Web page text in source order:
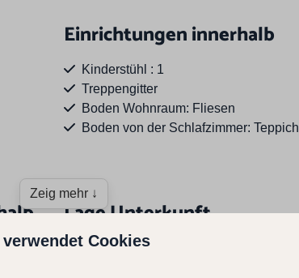
Einrichtungen innerhalb
Kinderstühl : 1
Treppengitter
Boden Wohnraum: Fliesen
Boden von der Schlafzimmer: Teppich
Lage Unterkunft
Wolphaartsdijk
Zeig mehr ↓
Cookies